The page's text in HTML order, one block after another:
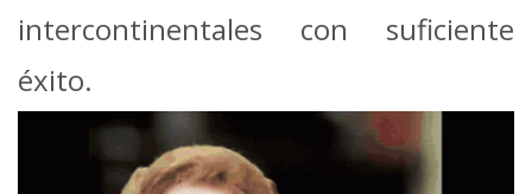
intercontinentales con suficiente
éxito.